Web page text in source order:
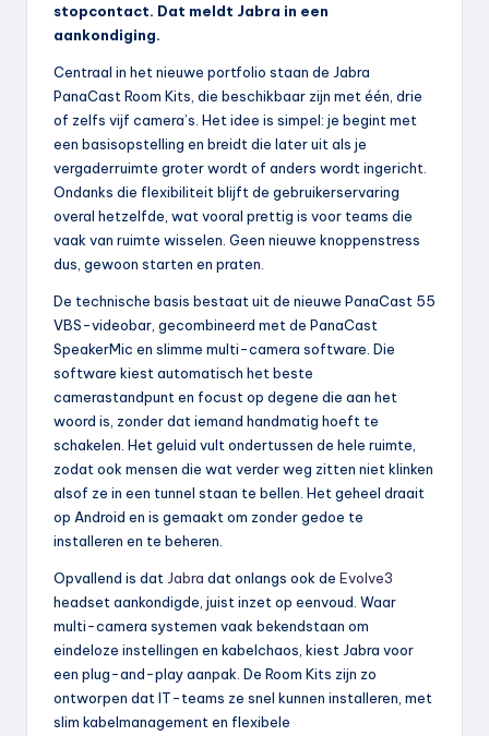
stopcontact. Dat meldt Jabra in een
aankondiging.
Centraal in het nieuwe portfolio staan de Jabra
PanaCast Room Kits, die beschikbaar zijn met één, drie
of zelfs vijf camera’s. Het idee is simpel: je begint met
een basisopstelling en breidt die later uit als je
vergaderruimte groter wordt of anders wordt ingericht.
Ondanks die flexibiliteit blijft de gebruikerservaring
overal hetzelfde, wat vooral prettig is voor teams die
vaak van ruimte wisselen. Geen nieuwe knoppenstress
dus, gewoon starten en praten.
De technische basis bestaat uit de nieuwe PanaCast 55
VBS-videobar, gecombineerd met de PanaCast
SpeakerMic en slimme multi-camera software. Die
software kiest automatisch het beste
camerastandpunt en focust op degene die aan het
woord is, zonder dat iemand handmatig hoeft te
schakelen. Het geluid vult ondertussen de hele ruimte,
zodat ook mensen die wat verder weg zitten niet klinken
alsof ze in een tunnel staan te bellen. Het geheel draait
op Android en is gemaakt om zonder gedoe te
installeren en te beheren.
Opvallend is datJabra dat onlangs ook de Evolve3
headset aankondigde, juist inzet op eenvoud. Waar
multi-camera systemen vaak bekendstaan om
eindeloze instellingen en kabelchaos, kiest Jabra voor
een plug-and-play aanpak. De Room Kits zijn zo
ontworpen dat IT-teams ze snel kunnen installeren, met
slim kabelmanagement en flexibele